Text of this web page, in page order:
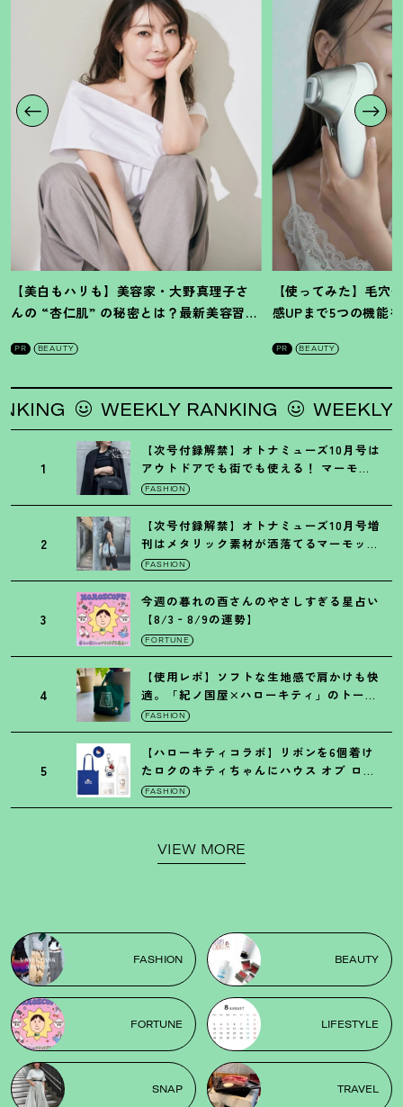
【美白もハリも】美容家・大野真理子さ
んの “杏仁肌” の秘密とは ？ 最新美容習慣
PR BEAUTY
【使ってみた】毛穴
感UPまで5つの機能
PR BEAUTY
WEEKLY RANKING WEEKLY RANKING
1
【次号付録解禁】オトナミューズ10月号は
アウトドアでも街でも使える ！ マーモッ
トの黒ショルダー
FASHION
2
【次号付録解禁】オトナミューズ10月号増
刊はメタリック素材が洒落てるマーモット
の保冷バッグ
FASHION
3
今週の暮れの酉さんのやさしすぎる星占い
【8/3‐8/9の運勢】
FORTUNE
4
【使用レポ】ソフトな生地感で肩かけも快
適。「紀ノ国屋×ハローキティ」のトート
がガシガシ使えて最高です
FASHION
5
【ハローキティコラボ】リボンを6個着け
たロクのキティちゃんにハウス オブ ロー
ゼの限定パケも
FASHION
VIEW MORE
FASHION BEAUTY
FORTUNE LIFESTYLE
SNAP TRAVEL